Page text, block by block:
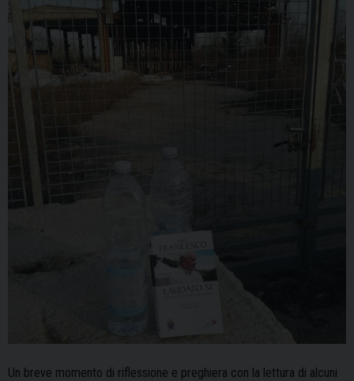
Un breve momento di riflessione e preghiera con la lettura di alcuni